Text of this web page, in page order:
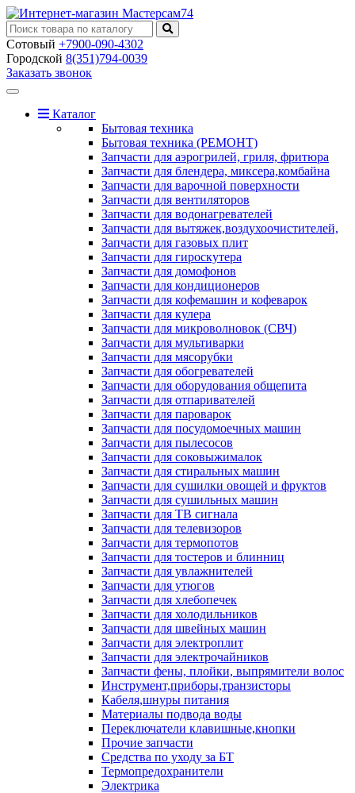
Сотовый +7900-090-4302
Городской 8(351)794-0039
Заказать звонок
Toggle
navigationКаталог
Бытовая техника
Бытовая техника (РЕМОНТ)
Запчасти для аэрогрилей, гриля, фритюра
Запчасти для блендера, миксера,комбайна
Запчасти для варочной поверхности
Запчасти для вентиляторов
Запчасти для водонагревателей
Запчасти для вытяжек,воздухоочистителей,
Запчасти для газовых плит
Запчасти для гироскутера
Запчасти для домофонов
Запчасти для кондиционеров
Запчасти для кофемашин и кофеварок
Запчасти для кулера
Запчасти для микроволновок (СВЧ)
Запчасти для мультиварки
Запчасти для мясорубки
Запчасти для обогревателей
Запчасти для оборудования общепита
Запчасти для отпаривателей
Запчасти для пароварок
Запчасти для посудомоечных машин
Запчасти для пылесосов
Запчасти для соковыжималок
Запчасти для стиральных машин
Запчасти для сушилки овощей и фруктов
Запчасти для сушильных машин
Запчасти для ТВ сигнала
Запчасти для телевизоров
Запчасти для термопотов
Запчасти для тостеров и блинниц
Запчасти для увлажнителей
Запчасти для утюгов
Запчасти для хлебопечек
Запчасти для холодильников
Запчасти для швейных машин
Запчасти для электроплит
Запчасти для электрочайников
Запчасти фены, плойки, выпрямители волос
Инструмент,приборы,транзисторы
Кабеля,шнуры питания
Материалы подвода воды
Переключатели клавишные,кнопки
Прочие запчасти
Средства по уходу за БТ
Термопредохранители
Электрика